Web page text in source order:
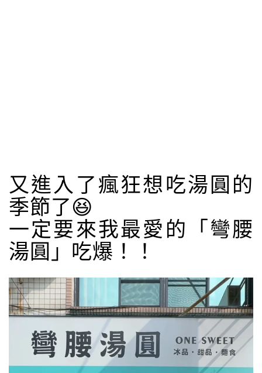
又進入了瘋狂想吃湯圓的
季節了😆
一定要來我最愛的「彎腰
湯圓」吃爆！！